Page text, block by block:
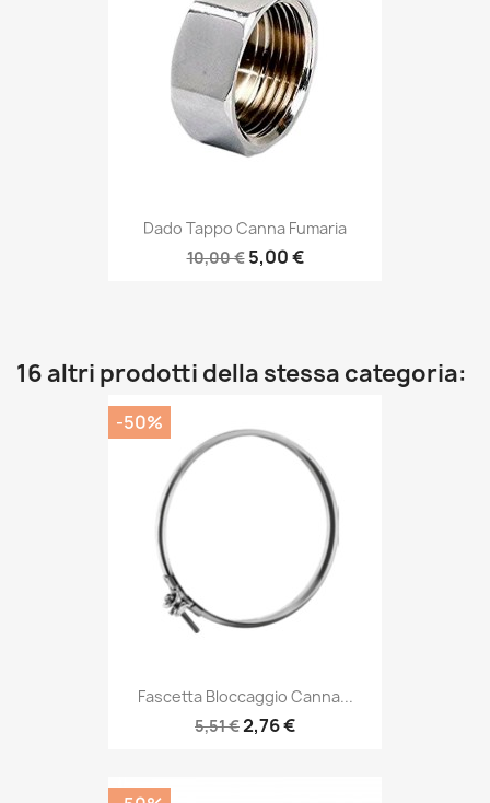
Dado Tappo Canna Fumaria
10,00 € 5,00 €
16 altri prodotti della stessa categoria:
Fascetta Bloccaggio Canna...
5,51 €2,76 €
-50%